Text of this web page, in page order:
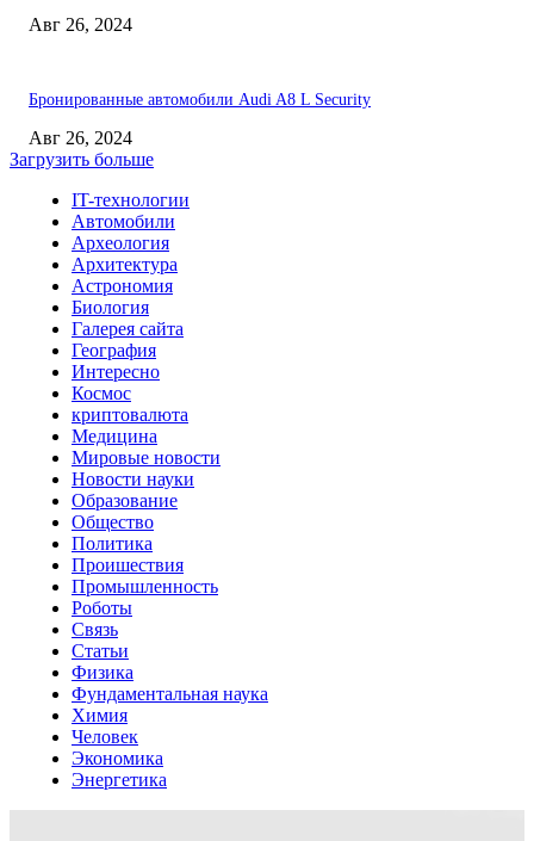
Авг 26, 2024
Бронированные автомобили Audi A8 L Security
Авг 26, 2024
Загрузить больше
IT-технологии
Автомобили
Археология
Архитектура
Астрономия
Биология
Галерея сайта
География
Интересно
Космос
криптовалюта
Медицина
Мировые новости
Новости науки
Образование
Общество
Политика
Проишествия
Промышленность
Роботы
Связь
Статьи
Физика
Фундаментальная наука
Химия
Человек
Экономика
Энергетика